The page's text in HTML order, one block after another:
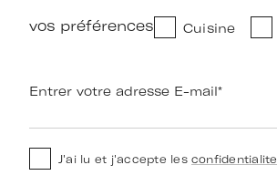
vos préférences Cuisine
Entrer votre adresse E-mail*
J'ai lu et j'accepte les confidentialite